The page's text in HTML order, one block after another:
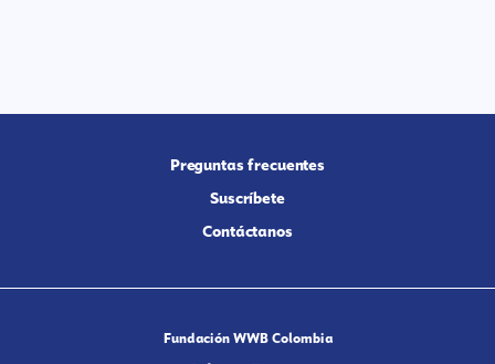
Preguntas frecuentes
Suscríbete
Contáctanos
Fundación WWB Colombia